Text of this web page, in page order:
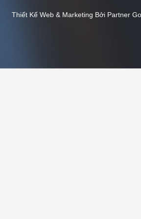
Thiết Kế Web & Marketing Bởi Partner